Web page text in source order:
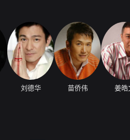
刘德华 苗侨伟 姜皓